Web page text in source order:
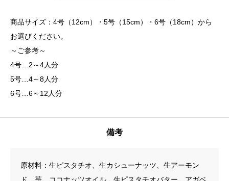
商品サイズ：4号（12cm）・5号（15cm）・6号（18cm）から
お選びください。
～ご参考～
4号…2～4人分
5号…4～8人分
6号…6～12人分
備考
原材料：生ピスタチオ、生カシューナッツ、生アーモン